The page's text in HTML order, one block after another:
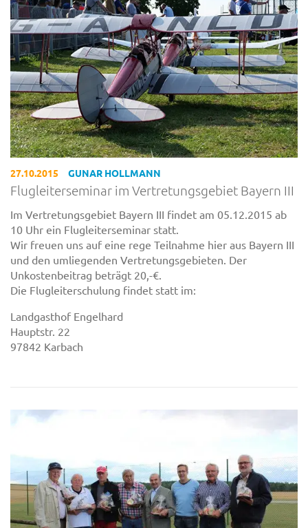
27.10.2015 GUNAR HOLLMANN
Flugleiterseminar im Vertretungsgebiet Bayern III
Im Vertretungsgebiet Bayern III findet am 05.12.2015 ab
10 Uhr ein Flugleiterseminar statt.
Wir freuen uns auf eine rege Teilnahme hier aus Bayern III
und den umliegenden Vertretungsgebieten. Der
Unkostenbeitrag beträgt 20,-€.
Die Flugleiterschulung findet statt im:
Landgasthof Engelhard
Hauptstr. 22
97842 Karbach